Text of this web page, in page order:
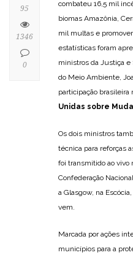
combateu 16,5 mil
biomas Amazônia,
mil multas e
estatísticas foram
ministros da Justiça e
do Meio Ambiente,
participação brasileira
Unidas sobre
Os dois ministros
técnica para reforças
foi transmitido ao vivo
Confederação
a Glasgow, na
vem.
Marcada por ações
municípios para a
95
1346
0